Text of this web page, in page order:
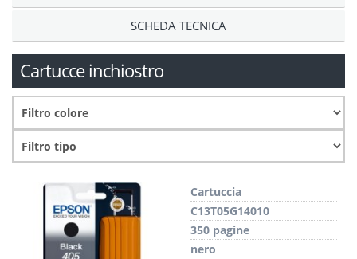
SCHEDA TECNICA
Cartucce inchiostro
Cartuccia
C13T05G14010
350 pagine
nero